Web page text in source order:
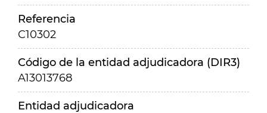
Referencia
C10302
Código de la entidad adjudicadora (DIR3)
A13013768
Entidad adjudicadora